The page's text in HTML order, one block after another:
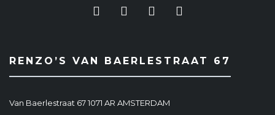
RENZO’S VAN BAERLESTRAAT 67
Van Baerlestraat 67 1071 AR AMSTERDAM